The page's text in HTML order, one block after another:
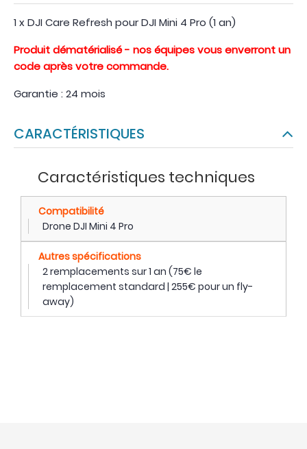
1 x DJI Care Refresh pour DJI Mini 4 Pro (1 an)
Produit dématérialisé - nos équipes vous enverront un
code après votre commande.
Garantie : 24 mois
CARACTÉRISTIQUES
Caractéristiques techniques
Compatibilité
Drone DJI Mini 4 Pro
Autres spécifications
2 remplacements sur 1 an (75€ le
remplacement standard | 255€ pour un fly-
away)